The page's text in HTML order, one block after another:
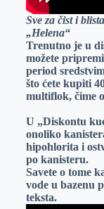
Sve za čist i
„Helena“
Trenutno je u
možete
period
što ćete kupiti
multiflok, čime
U „Diskontu
onoliko
hipohlorita i
po kanisteru.
Savete o tome
vode u bazenu
teksta.